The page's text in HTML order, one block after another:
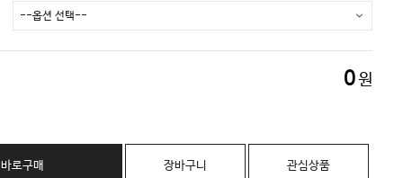
0원
바로구매 장바구니 관심상품